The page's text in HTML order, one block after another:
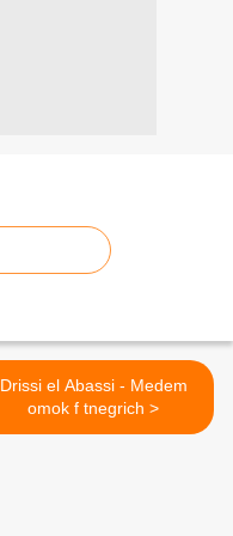
Drissi el Abassi - Medem
omok f tnegrich >